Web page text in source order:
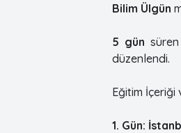
Bilim Ülgün
5 gün
düzenlendi.
Eğitim İçeriği
1. Gün: